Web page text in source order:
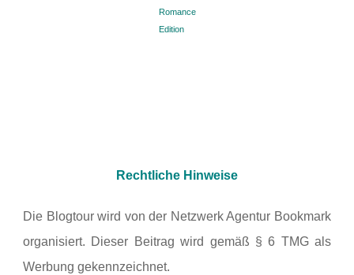
Romance
Edition
Rechtliche Hinweise
Die Blogtour wird von der Netzwerk Agentur Bookmark
organisiert. Dieser Beitrag wird gemäß § 6 TMG als
Werbung gekennzeichnet.